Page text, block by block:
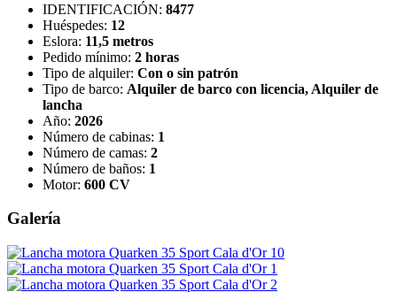
IDENTIFICACIÓN: 8477
Huéspedes: 12
Eslora: 11,5 metros
Pedido mínimo: 2 horas
Tipo de alquiler: Con o sin patrón
Tipo de barco: Alquiler de barco con licencia, Alquiler de
lancha
Año: 2026
Número de cabinas: 1
Número de camas: 2
Número de baños: 1
Motor: 600 CV
Galería